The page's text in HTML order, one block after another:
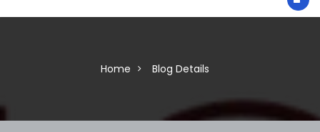
Home Blog Details